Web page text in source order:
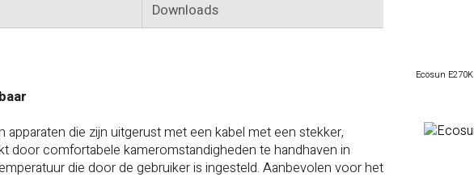
Downloads
die zijn uitgerust met een kabel met een stekker,
door comfortabele kameromstandigheden te handhaven in
die door de gebruiker is ingesteld. Aanbevolen voor het
Ecosun E270K